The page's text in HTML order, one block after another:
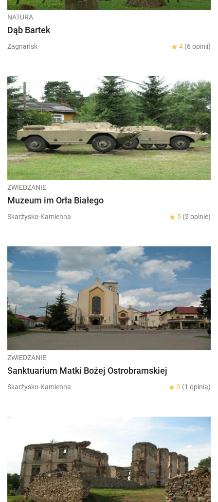
NATURA
Dąb Bartek
Zagnańsk 4 (6 opinii)
ZWIEDZANIE
Muzeum im Orła Białego
Skarżysko-Kamienna 5 (2 opinie)
ZWIEDZANIE
Sanktuarium Matki Bożej Ostrobramskiej
Skarżysko-Kamienna 5 (1 opinia)